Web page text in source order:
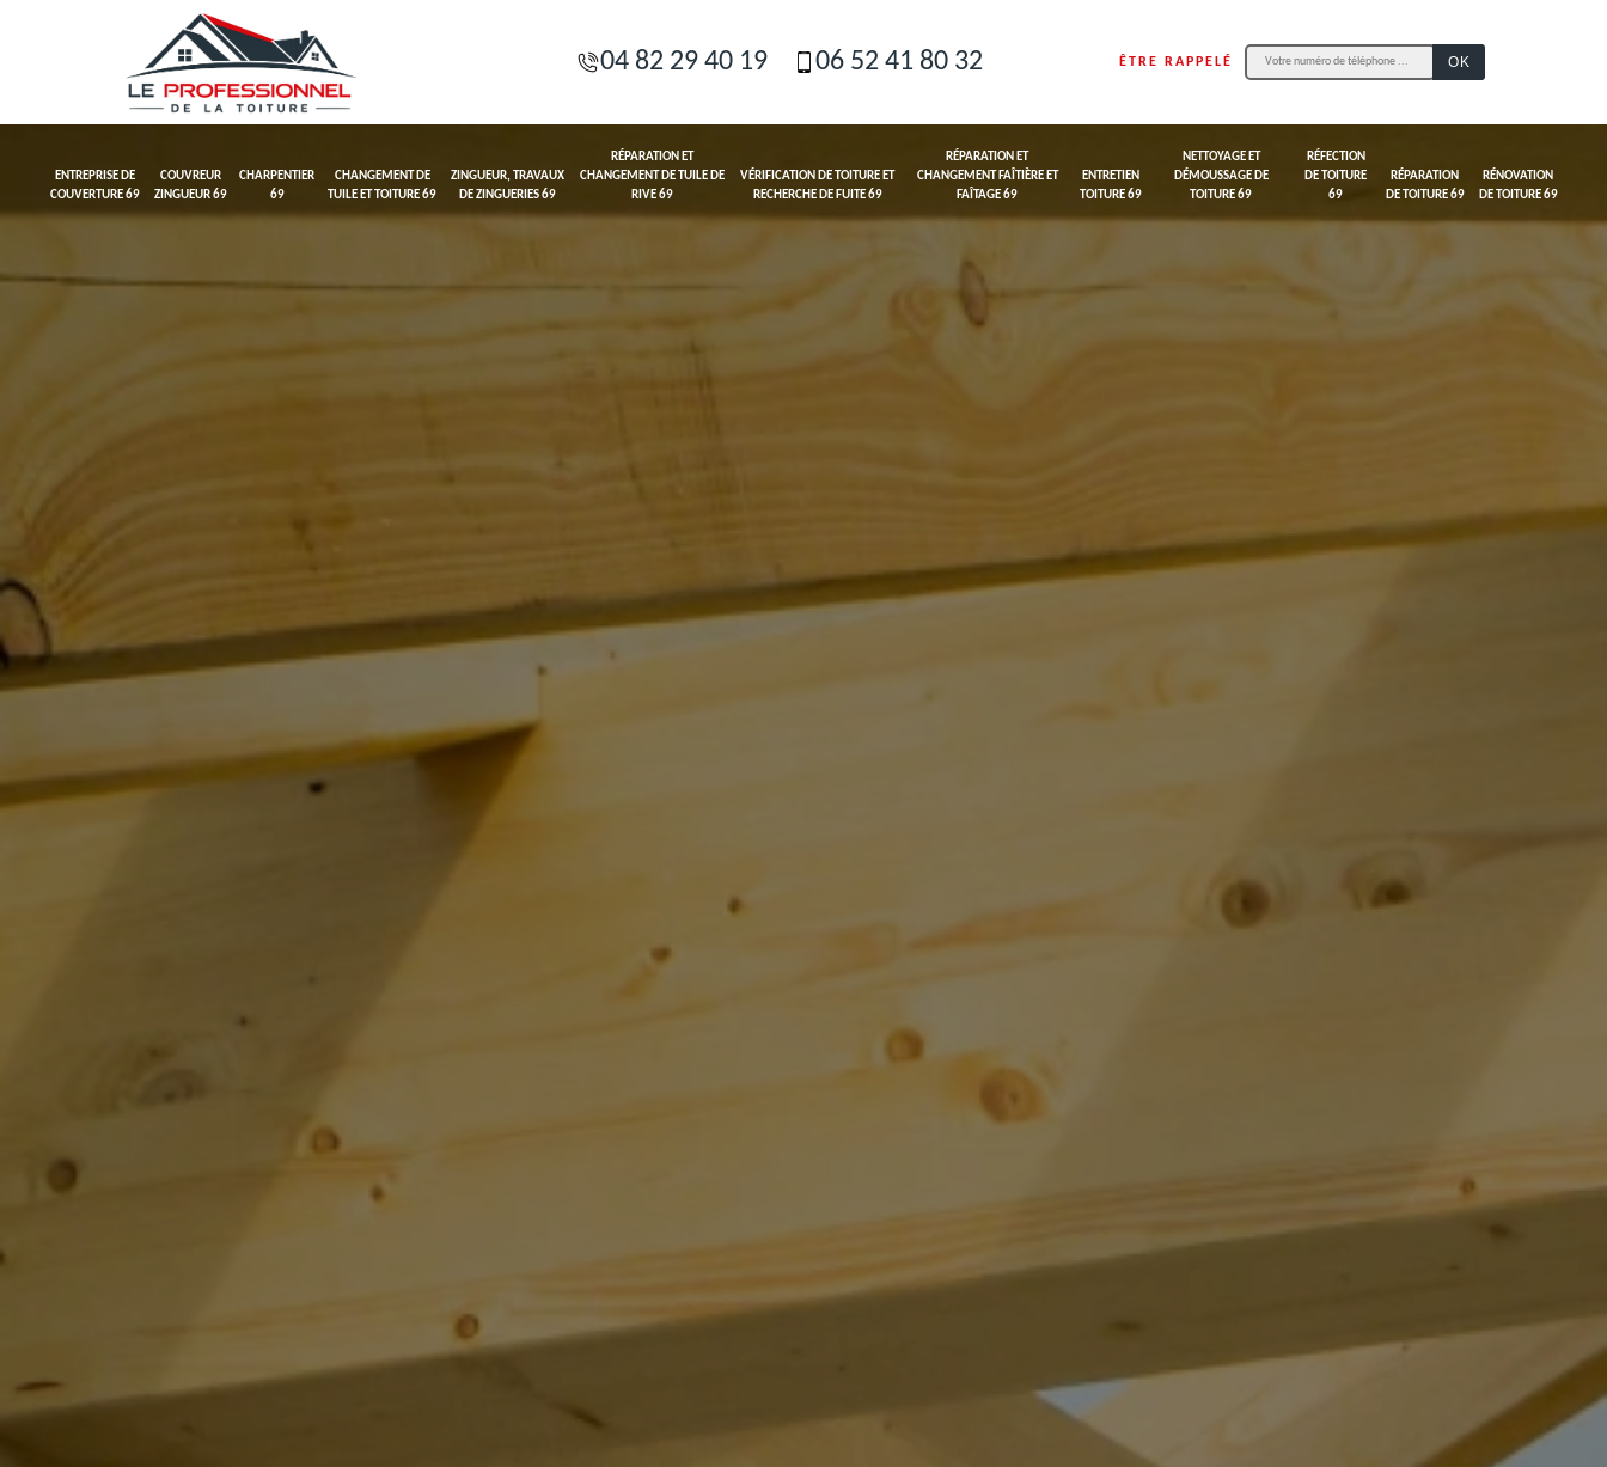
04 82 29 40 19 06 52 41 80 32 ÊTRE RAPPELÉ
ENTREPRISE DE
COUVERTURE 69
COUVREUR
ZINGUEUR 69
CHARPENTIER
69
CHANGEMENT DE
TUILE ET TOITURE 69
ZINGUEUR, TRAVAUX
DE ZINGUERIES 69
RÉPARATION ET
CHANGEMENT DE TUILE DE
RIVE 69
VÉRIFICATION DE TOITURE ET
RECHERCHE DE FUITE 69
RÉPARATION ET
CHANGEMENT FAÎTIÈRE ET
FAÎTAGE 69
ENTRETIEN
TOITURE 69
NETTOYAGE ET
DÉMOUSSAGE DE
TOITURE 69
RÉFECTION
DE TOITURE
69
RÉPARATION
DE TOITURE 69
RÉNOVATION
DE TOITURE 69